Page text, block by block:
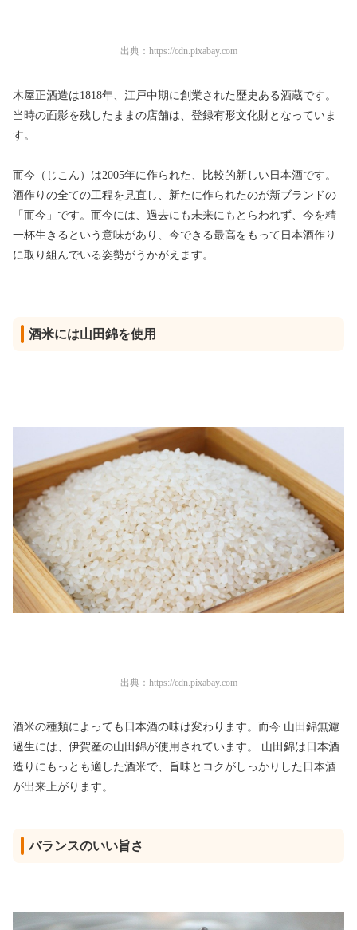
出典： https://cdn.pixabay.com
木屋正酒造は1818年、江戸中期に創業された歴史ある酒蔵です。
当時の面影を残したままの店舗は、登録有形文化財となっていま
す。
而今（じこん）は2005年に作られた、比較的新しい日本酒です。
酒作りの全ての工程を見直し、新たに作られたのが新ブランドの
「而今」です。而今には、過去にも未来にもとらわれず、今を精
一杯生きるという意味があり、今できる最高をもって日本酒作り
に取り組んでいる姿勢がうかがえます。
酒米には山田錦を使用
出典： https://cdn.pixabay.com
酒米の種類によっても日本酒の味は変わります。而今 山田錦無濾
過生には、伊賀産の山田錦が使用されています。 山田錦は日本酒
造りにもっとも適した酒米で、旨味とコクがしっかりした日本酒
が出来上がります。
バランスのいい旨さ